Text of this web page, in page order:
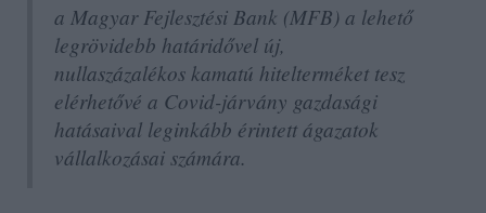
a Magyar Fejlesztési Bank (MFB) a lehető
legrövidebb határidővel új,
nullaszázalékos kamatú hitelterméket tesz
elérhetővé a Covid-járvány gazdasági
hatásaival leginkább érintett ágazatok
vállalkozásai számára.